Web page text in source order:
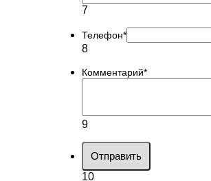
7
Телефон*
8
Комментарий*
9
Отправить
10